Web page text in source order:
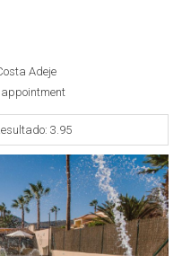
Adeje
3.95